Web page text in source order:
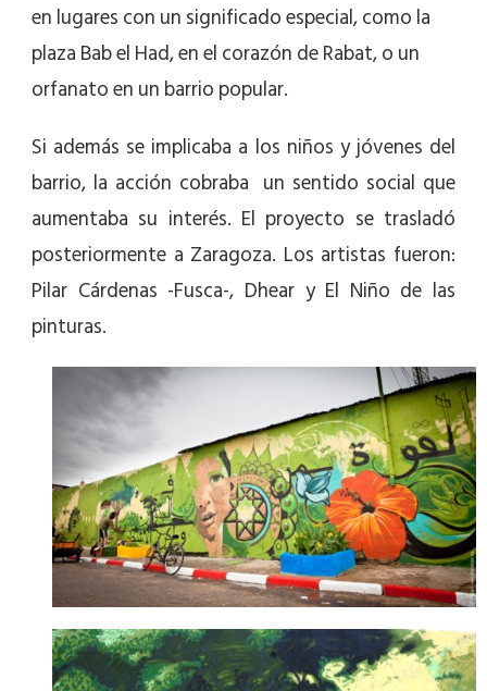
en lugares con un significado especial, como la
plaza Bab el Had, en el corazón de Rabat, o un
orfanato en un barrio popular.
Si además se implicaba a los niños y jóvenes del
barrio, la acción cobraba un sentido social que
aumentaba su interés. El proyecto se trasladó
posteriormente a Zaragoza. Los artistas fueron:
Pilar Cárdenas -Fusca-, Dhear y El Niño de las
pinturas.